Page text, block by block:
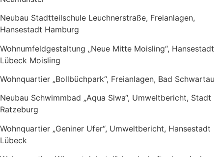
Neubau Stadtteilschule Leuchnerstraße, Freianlagen,
Hansestadt Hamburg
Wohnumfeldgestaltung „Neue Mitte Moisling“, Hansestadt
Lübeck Moisling
Wohnquartier „Bollbüchpark“, Freianlagen, Bad Schwartau
Neubau Schwimmbad „Aqua Siwa“, Umweltbericht, Stadt
Ratzeburg
Wohnquartier „Geniner Ufer“, Umweltbericht, Hansestadt
Lübeck